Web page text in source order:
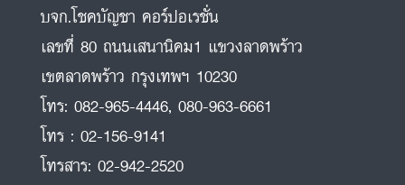
บจก.โชคบัญชา คอร์ปอเรชั่น
เลขที่ 80 ถนนเสนานิคม1 แขวงลาดพร้าว
เขตลาดพร้าว กรุงเทพฯ 10230
โทร: 082-965-4446, 080-963-6661
โทร : 02-156-9141
โทรสาร: 02-942-2520